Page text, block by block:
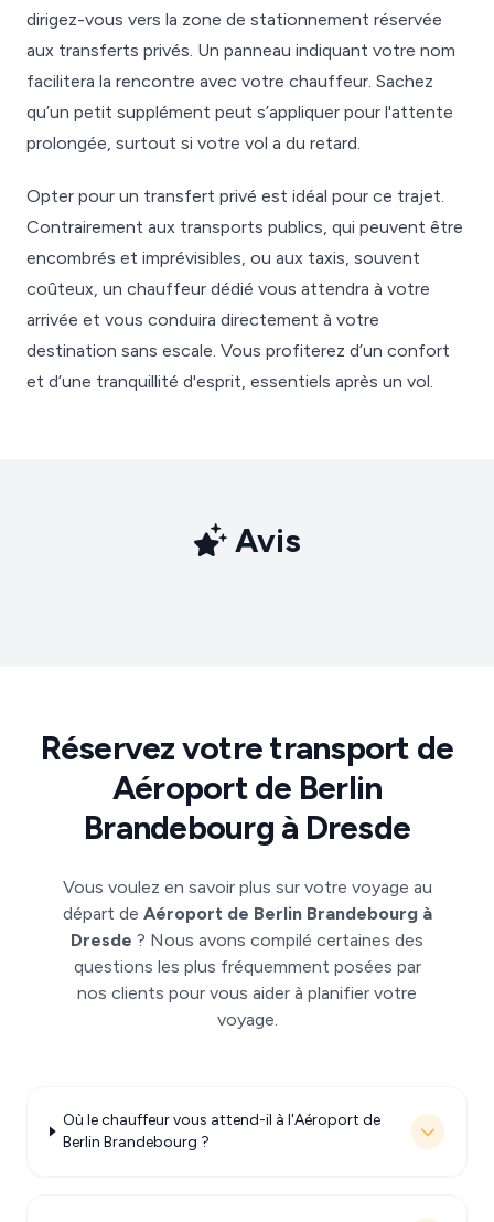
dirigez-vous vers la zone de stationnement réservée
aux transferts privés. Un panneau indiquant votre nom
facilitera la rencontre avec votre chauffeur. Sachez
qu’un petit supplément peut s’appliquer pour l'attente
prolongée, surtout si votre vol a du retard.
Opter pour un transfert privé est idéal pour ce trajet.
Contrairement aux transports publics, qui peuvent être
encombrés et imprévisibles, ou aux taxis, souvent
coûteux, un chauffeur dédié vous attendra à votre
arrivée et vous conduira directement à votre
destination sans escale. Vous profiterez d’un confort
et d’une tranquillité d'esprit, essentiels après un vol.
Avis
Réservez votre transport de
Aéroport de Berlin
Brandebourg à Dresde
Vous voulez en savoir plus sur votre voyage au
départ de Aéroport de Berlin Brandebourg à
Dresde ? Nous avons compilé certaines des
questions les plus fréquemment posées par
nos clients pour vous aider à planifier votre
voyage.
Où le chauffeur vous attend-il à l'Aéroport de
Berlin Brandebourg ?